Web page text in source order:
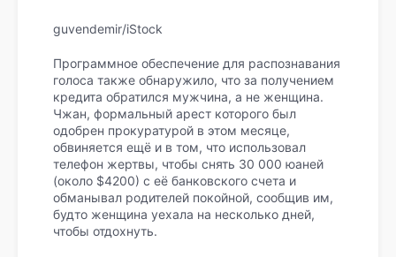
guvendemir/iStock
Программное обеспечение для распознавания
голоса также обнаружило, что за получением
кредита обратился мужчина, а не женщина.
Чжан, формальный арест которого был
одобрен прокуратурой в этом месяце,
обвиняется ещё и в том, что использовал
телефон жертвы, чтобы снять 30 000 юаней
(около $4200) с её банковского счета и
обманывал родителей покойной, сообщив им,
будто женщина уехала на несколько дней,
чтобы отдохнуть.